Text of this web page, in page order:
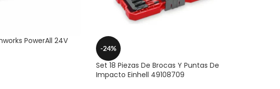
PowerAll 24V
-24%
Set 18 Piezas De Brocas Y Puntas De
Impacto Einhell 49108709